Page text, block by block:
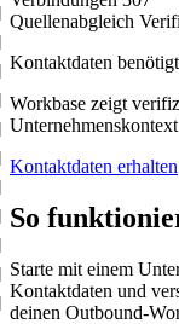
Quellenabgleich
Kontaktdaten
Workbase zeigt
Kontaktdaten erhalten
So
Starte mit einem
Kontaktdaten und
deinen Outbound-